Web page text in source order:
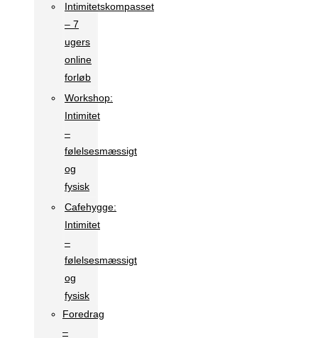
Intimitetskompasset
– 7
ugers
online
forløb
Workshop:
Intimitet
–
følelsesmæssigt
og
fysisk
Cafehygge:
Intimitet
–
følelsesmæssigt
og
fysisk
Foredrag
–